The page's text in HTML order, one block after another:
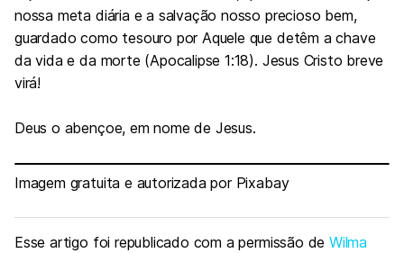
nossa meta diária e a salvação nosso precioso bem,
guardado como tesouro por Aquele que detêm a chave
da vida e da morte (Apocalipse 1:18). Jesus Cristo breve
virá!
Deus o abençoe, em nome de Jesus.
Imagem gratuita e autorizada por Pixabay
Esse artigo foi republicado com a permissão de Wilma